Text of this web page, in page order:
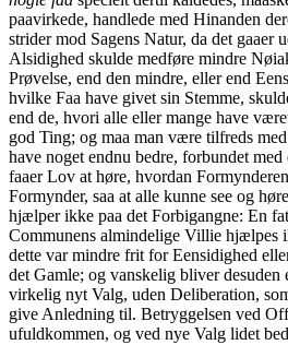
paavirkede, handlede med Hinanden
strider mod Sagens Natur, da det gaaer
Alsidighed skulde medføre mindre
Prøvelse, end den mindre, eller end
hvilke Faa have givet sin Stemme,
end de, hvori alle eller mange have
god Ting; og maa man være tilfreds
have noget endnu bedre, forbundet
faaer Lov at høre, hvordan
Formynder, saa at alle kunne see og
hjælper ikke paa det Forbigangne: En
Communens almindelige Villie hjælpes
dette var mindre frit for Eensidighed
det Gamle; og vanskelig bliver desuden
virkelig nyt Valg, uden Deliberation,
give Anledning til. Betryggelsen ved
ufuldkommen, og ved nye Valg lidet